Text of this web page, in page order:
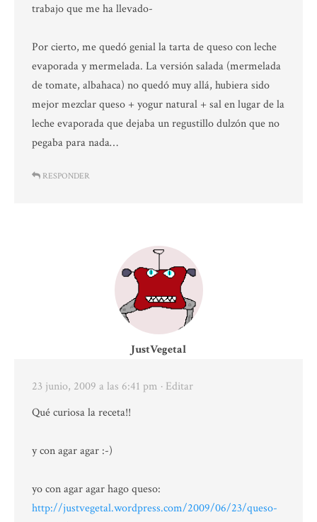
trabajo que me ha llevado-
Por cierto, me quedó genial la tarta de queso con leche
evaporada y mermelada. La versión salada (mermelada
de tomate, albahaca) no quedó muy allá, hubiera sido
mejor mezclar queso + yogur natural + sal en lugar de la
leche evaporada que dejaba un regustillo dulzón que no
pegaba para nada…
RESPONDER
JustVegetal
23 junio, 2009 a las 6:41 pm · Editar
Qué curiosa la receta!!
y con agar agar :-)
yo con agar agar hago queso:
http://justvegetal.wordpress.com/2009/06/23/queso-